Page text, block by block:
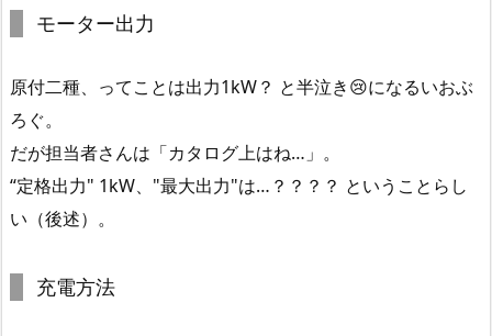
モーター出力
原付二種、ってことは出力1kW？ と半泣き😢になるいおぶ
ろぐ。
だが担当者さんは「カタログ上はね…」。
“定格出力" 1kW、"最大出力"は…？？？？ ということらし
い（後述）。
充電方法